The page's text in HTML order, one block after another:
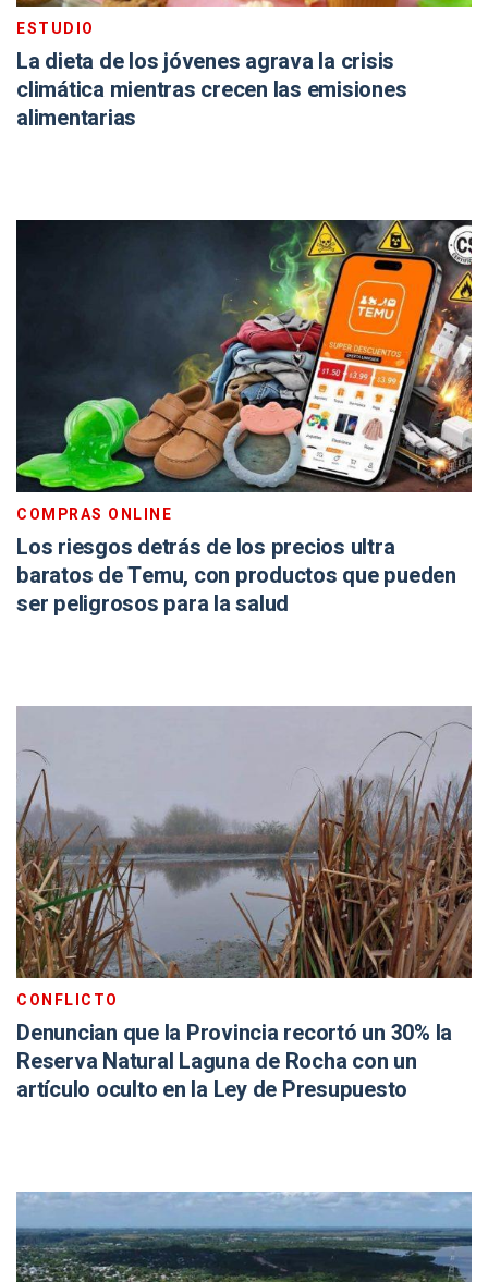
ESTUDIO
La dieta de los jóvenes agrava la crisis
climática mientras crecen las emisiones
alimentarias
COMPRAS ONLINE
Los riesgos detrás de los precios ultra
baratos de Temu, con productos que pueden
ser peligrosos para la salud
CONFLICTO
Denuncian que la Provincia recortó un 30% la
Reserva Natural Laguna de Rocha con un
artículo oculto en la Ley de Presupuesto